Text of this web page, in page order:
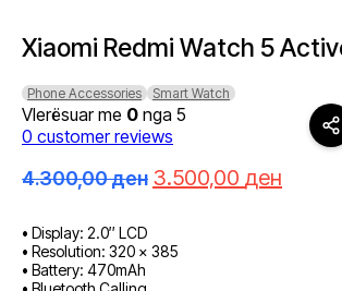
Xiaomi Redmi Watch 5
Phone Accessories Smart Watch
Vlerësuar me 0 nga 5
0 customer reviews
4.300,00ден Çmimi
4.300,00 ден.
3.500,00 ден
• Display: 2.0″ LCD
• Resolution: 320 × 385
• Battery: 470mAh